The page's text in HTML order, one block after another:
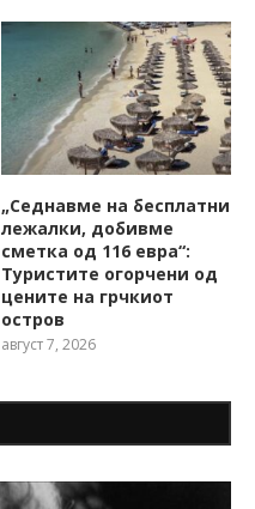
„Седнавме на бесплатни
лежалки, добивме
сметка од 116 евра“:
Туристите огорчени од
цените на грчкиот
остров
август 7, 2026